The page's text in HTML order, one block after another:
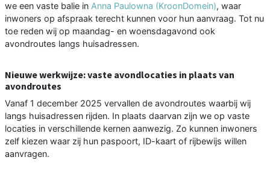
we een vaste balie in Anna Paulowna (KroonDomein), waar
inwoners op afspraak terecht kunnen voor hun aanvraag. Tot nu
toe reden wij op maandag- en woensdagavond ook
avondroutes langs huisadressen.
Nieuwe werkwijze: vaste avondlocaties in plaats van
avondroutes
Vanaf 1 december 2025 vervallen de avondroutes waarbij wij
langs huisadressen rijden. In plaats daarvan zijn we op vaste
locaties in verschillende kernen aanwezig. Zo kunnen inwoners
zelf kiezen waar zij hun paspoort, ID-kaart of rijbewijs willen
aanvragen.